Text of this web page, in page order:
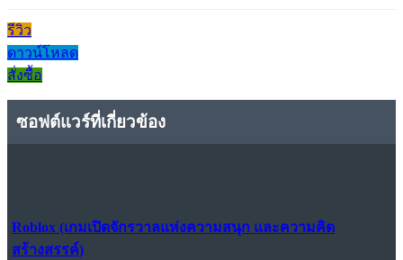
รีวิว
ดาวน์โหลด
สั่งซื้อ
ซอฟต์แวร์ที่เกี่ยวข้อง
Roblox (เกมเปิดจักรวาลแห่งความสนุก และความคิด
สร้างสรรค์)